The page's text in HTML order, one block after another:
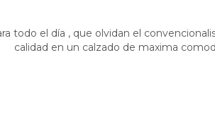
todo el día , que olvidan el
calidad en un calzado de maxima